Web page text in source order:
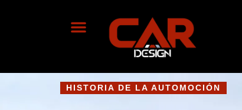
HISTORIA DE LA AUTOMOCIÓN